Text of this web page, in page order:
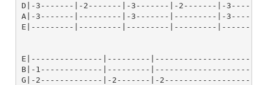
D|-3-------|-2-------|-3-------|-2-------|-
A|-3-------|---------|-3-------|---------|-
E|---------|---------|---------|---------
E|---------------|---------|--------------------
B|-1-------------|---------|--------------------|-
G|-2-------------|-2-------|-2------------------|-